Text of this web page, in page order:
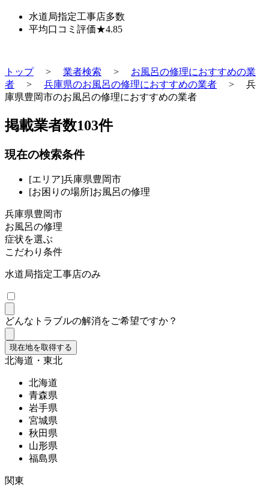
水道局指定工事店多数
平均口コミ評価★4.85
トップ> 業者検索 > お風呂の修理におすすめの業
者 > 兵庫県のお風呂の修理におすすめの業者 > 兵
庫県豊岡市のお風呂の修理におすすめの業者
掲載業者数103件
現在の検索条件
[エリア]兵庫県豊岡市
[お困りの場所]お風呂の修理
兵庫県豊岡市
お風呂の修理
症状を選ぶ
こだわり条件
水道局指定工事店のみ
どんなトラブルの解消をご希望ですか？
現在地を取得する
北海道・東北
北海道
青森県
岩手県
宮城県
秋田県
山形県
福島県
関東